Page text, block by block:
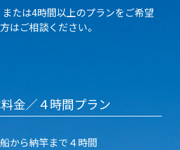
または4時間以上のプランをご希望
はご相談ください。
金／４時間プラン
から納竿まで４時間